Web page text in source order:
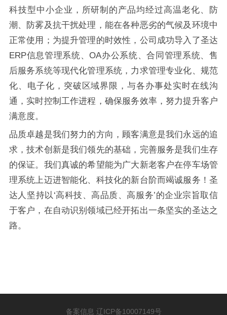
科技型中小企业，所研制的产品均经过高温老化、防
潮、防雾及抗干扰处理，能在各种恶劣的气候及环境中
正常使用；为提升管理的时效性，公司成功导入了圣达
ERP信息管理系统、OA办公系统、合同管理系统、售
后服务系统等现代化管理系统，力求管理专业化、规范
化、电子化，突破区域界限，与各办事处实时在线沟
通，实时控制工作进程，确保服务效率，努力提升客户
满意度。
品质卓越是我们努力的方向，顾客满意是我们永远的追
求，技术创新是我们领先的基础，完善服务是我们生存
的保证。我们真诚的希望能为广大新老客户在停车场管
理系统上迈进智能化、科技化的新台阶而竭诚服务！圣
达人坚持以‘高科技、高品质、高服务’的企业宗旨取信
于客户，在自动识别领域已经开拓出一条坚实的圣达之
路。
备案信息 辽ICP备10007149号